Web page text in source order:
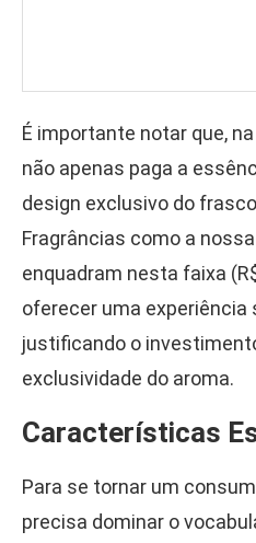
É importante notar que,
não apenas paga a
design exclusivo do
Fragrâncias como a
enquadram nesta faixa
oferecer uma experiência
justificando o
exclusividade do aroma.
Características
Para se tornar um
precisa dominar o